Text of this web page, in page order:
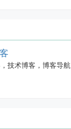
技术博客，博客导航